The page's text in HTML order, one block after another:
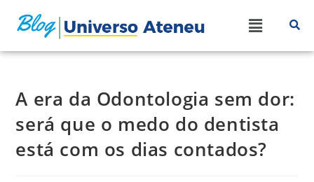
A era da Odontologia sem dor:
será que o medo do dentista
está com os dias contados?